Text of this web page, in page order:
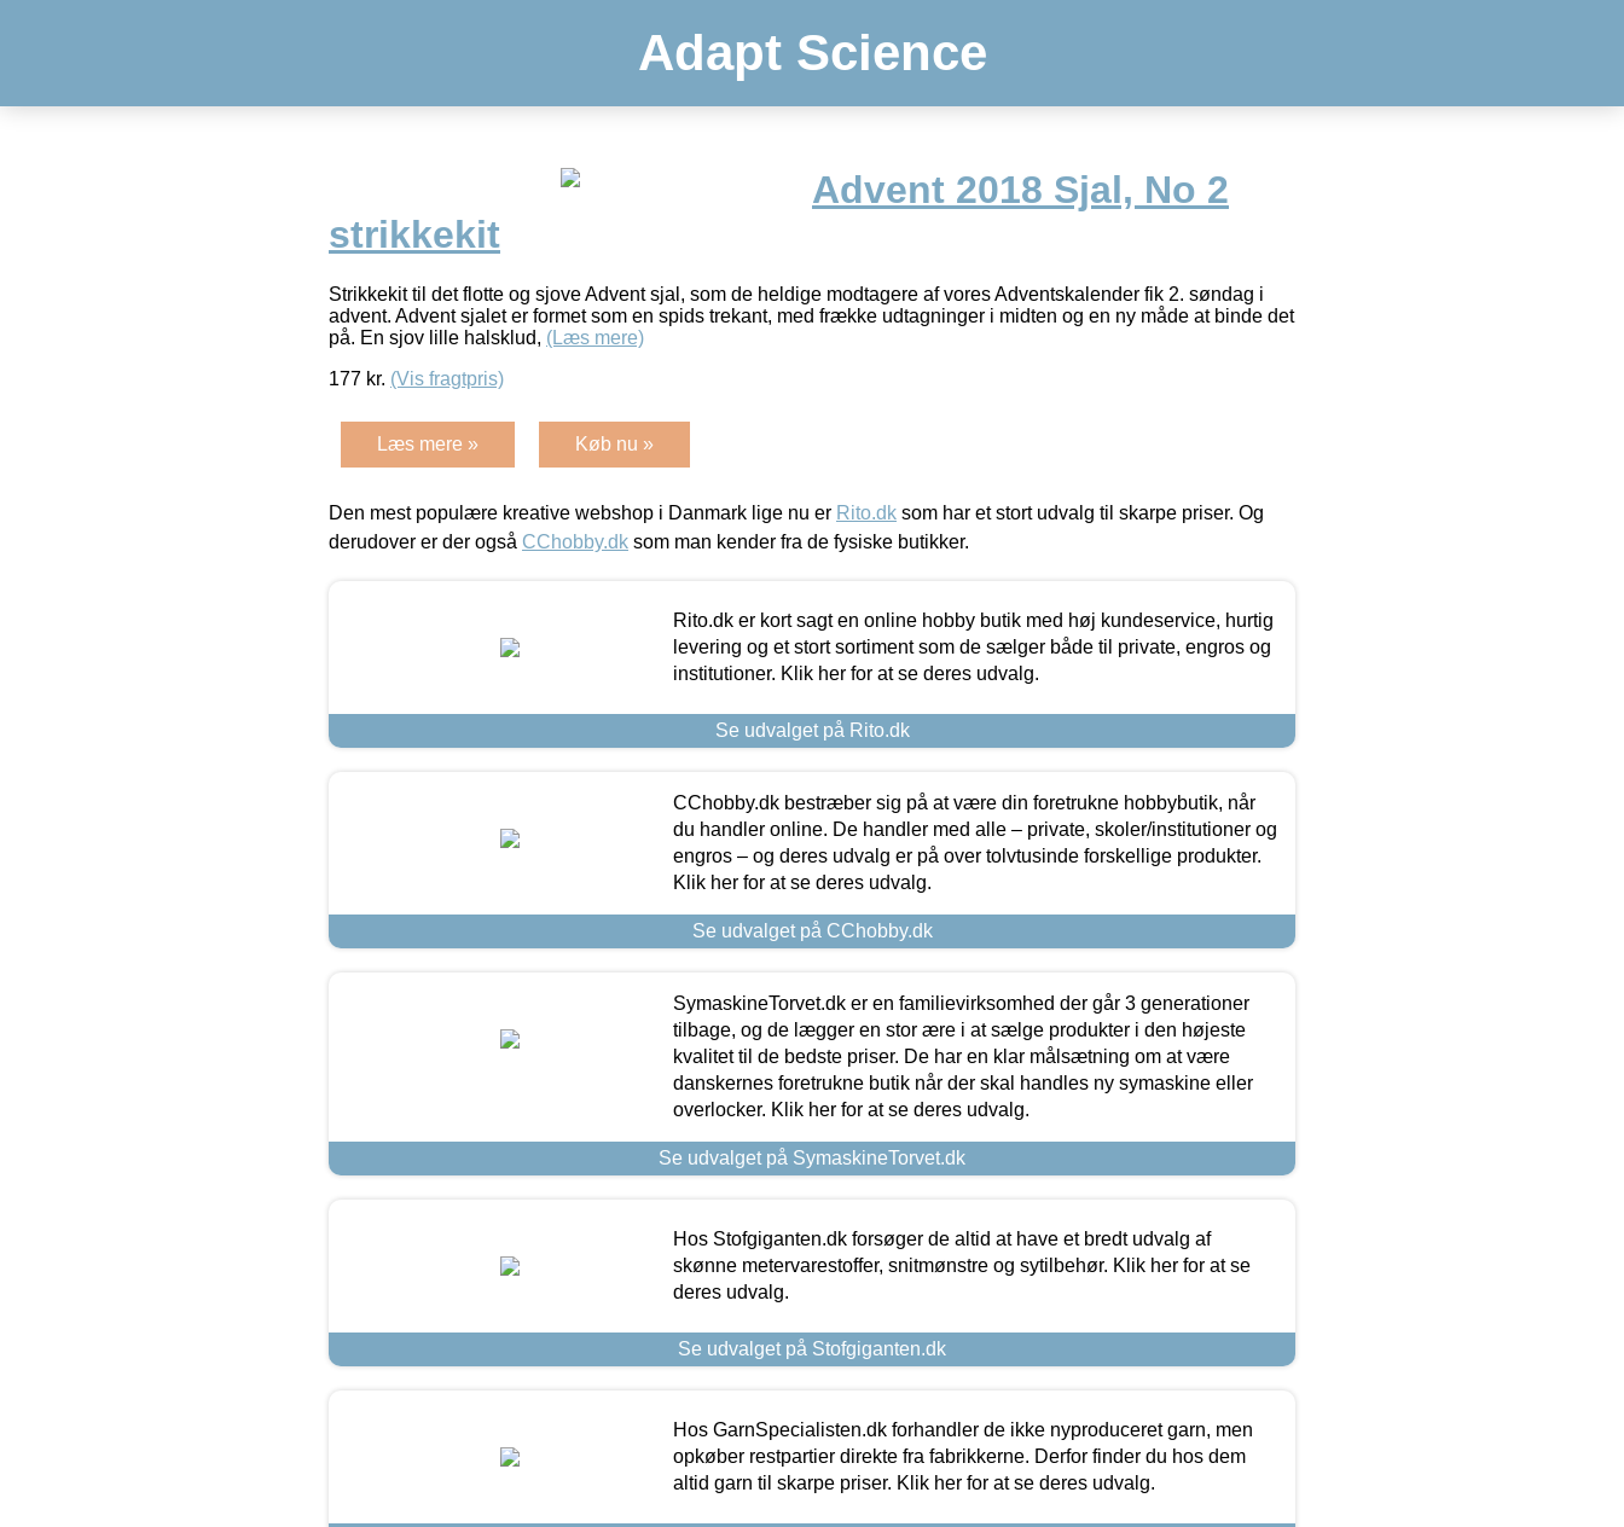
Adapt Science
Advent 2018 Sjal, No 2
strikkekit
Strikkekit til det flotte og sjove Advent sjal, som de heldige modtagere af vores Adventskalender fik 2. søndag i
advent. Advent sjalet er formet som en spids trekant, med frække udtagninger i midten og en ny måde at binde det
på. En sjov lille halsklud, (Læs mere)
177 kr. (Vis fragtpris)
Læs mere » Køb nu »
Den mest populære kreative webshop i Danmark lige nu er Rito.dk som har et stort udvalg til skarpe priser. Og
derudover er der også CChobby.dk som man kender fra de fysiske butikker.
Rito.dk er kort sagt en online hobby butik med høj kundeservice, hurtig
levering og et stort sortiment som de sælger både til private, engros og
institutioner. Klik her for at se deres udvalg.
Se udvalget på Rito.dk
CChobby.dk bestræber sig på at være din foretrukne hobbybutik, når
du handler online. De handler med alle – private, skoler/institutioner og
engros – og deres udvalg er på over tolvtusinde forskellige produkter.
Klik her for at se deres udvalg.
Se udvalget på CChobby.dk
SymaskineTorvet.dk er en familievirksomhed der går 3 generationer
tilbage, og de lægger en stor ære i at sælge produkter i den højeste
kvalitet til de bedste priser. De har en klar målsætning om at være
danskernes foretrukne butik når der skal handles ny symaskine eller
overlocker. Klik her for at se deres udvalg.
Se udvalget på SymaskineTorvet.dk
Hos Stofgiganten.dk forsøger de altid at have et bredt udvalg af
skønne metervarestoffer, snitmønstre og sytilbehør. Klik her for at se
deres udvalg.
Se udvalget på Stofgiganten.dk
Hos GarnSpecialisten.dk forhandler de ikke nyproduceret garn, men
opkøber restpartier direkte fra fabrikkerne. Derfor finder du hos dem
altid garn til skarpe priser. Klik her for at se deres udvalg.